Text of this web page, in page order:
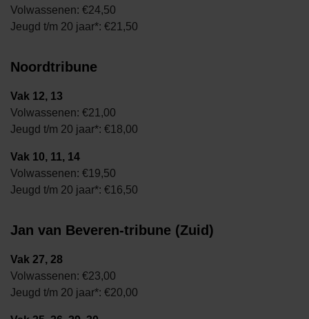
Volwassenen: €24,50
Jeugd t/m 20 jaar*: €21,50
Noordtribune
Vak 12, 13
Volwassenen: €21,00
Jeugd t/m 20 jaar*: €18,00
Vak 10, 11, 14
Volwassenen: €19,50
Jeugd t/m 20 jaar*: €16,50
Jan van Beveren-tribune (Zuid)
Vak 27, 28
Volwassenen: €23,00
Jeugd t/m 20 jaar*: €20,00